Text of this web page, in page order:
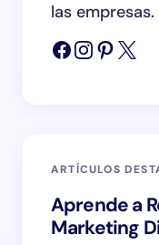
las empresas.
ARTÍCULOS
Aprende a
Marketing